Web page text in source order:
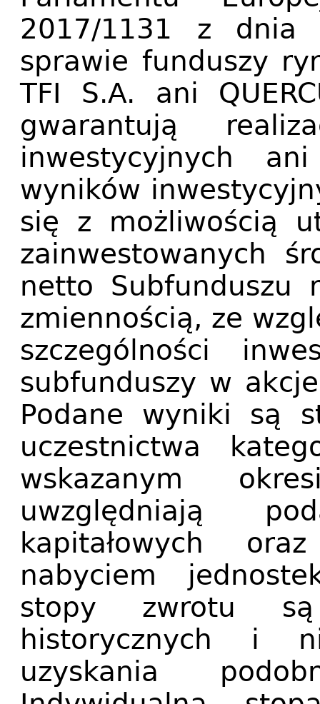
2017/1131 z
sprawie funduszy
TFI S.A. ani
gwarantują
inwestycyjnych
wyników
się z możliwością
zainwestowanych
netto Subfunduszu
zmiennością, ze
szczególności
subfunduszy w
Podane wyniki są
uczestnictwa
wskazanym
uwzględniają
kapitałowych
nabyciem
stopy zwrotu
historycznych i
uzyskania